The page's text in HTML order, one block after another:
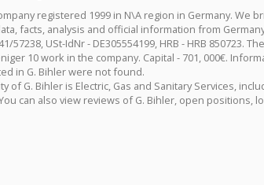
registered 1999 in N\A region in Germany.
facts, analysis and official information from
57238, USt-IdNr - DE305554199, HRB - HRB 850723.
10 work in the company. Capital - 701, 000€.
in G. Bihler were not found.
of G. Bihler is Electric, Gas and Sanitary Services,
can also view reviews of G. Bihler, open positions,